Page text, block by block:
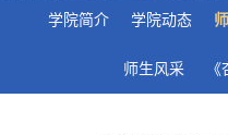
学院简介 学院动态
师生风采